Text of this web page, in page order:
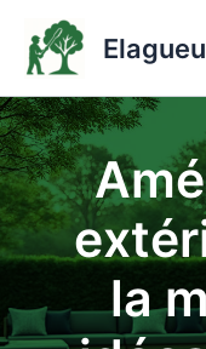
contenu
la